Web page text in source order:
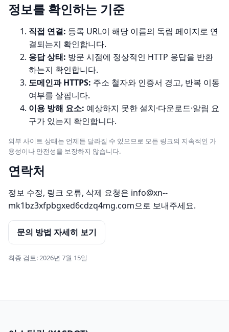
정보를 확인하는 기준
직접 연결: 등록 URL이 해당 이름의 독립 페이지로 연
결되는지 확인합니다.
응답 상태: 방문 시점에 정상적인 HTTP 응답을 반환
하는지 확인합니다.
도메인과 HTTPS: 주소 철자와 인증서 경고, 반복 이동
여부를 살핍니다.
이용 방해 요소: 예상하지 못한 설치·다운로드·알림 요
구가 있는지 확인합니다.
외부 사이트 상태는 언제든 달라질 수 있으므로 모든 링크의 지속적인 가
용성이나 안전성을 보장하지 않습니다.
연락처
정보 수정, 링크 오류, 삭제 요청은 info@xn--
mk1bz3xfpbgxed6cdzq4mg.com으로 보내주세요.
문의 방법 자세히 보기
최종 검토: 2026년 7월 15일